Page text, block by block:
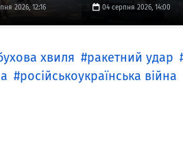
2026, 12:16 04 серпня 2026, 14:00
хвиля ракетний удар
російськоукраїнська війна